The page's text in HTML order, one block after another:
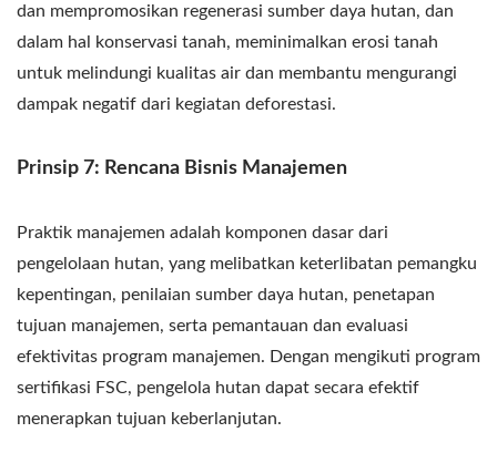
dan mempromosikan regenerasi sumber daya hutan, dan
dalam hal konservasi tanah, meminimalkan erosi tanah
untuk melindungi kualitas air dan membantu mengurangi
dampak negatif dari kegiatan deforestasi.
Prinsip 7: Rencana Bisnis Manajemen
Praktik manajemen adalah komponen dasar dari
pengelolaan hutan, yang melibatkan keterlibatan pemangku
kepentingan, penilaian sumber daya hutan, penetapan
tujuan manajemen, serta pemantauan dan evaluasi
efektivitas program manajemen. Dengan mengikuti program
sertifikasi FSC, pengelola hutan dapat secara efektif
menerapkan tujuan keberlanjutan.